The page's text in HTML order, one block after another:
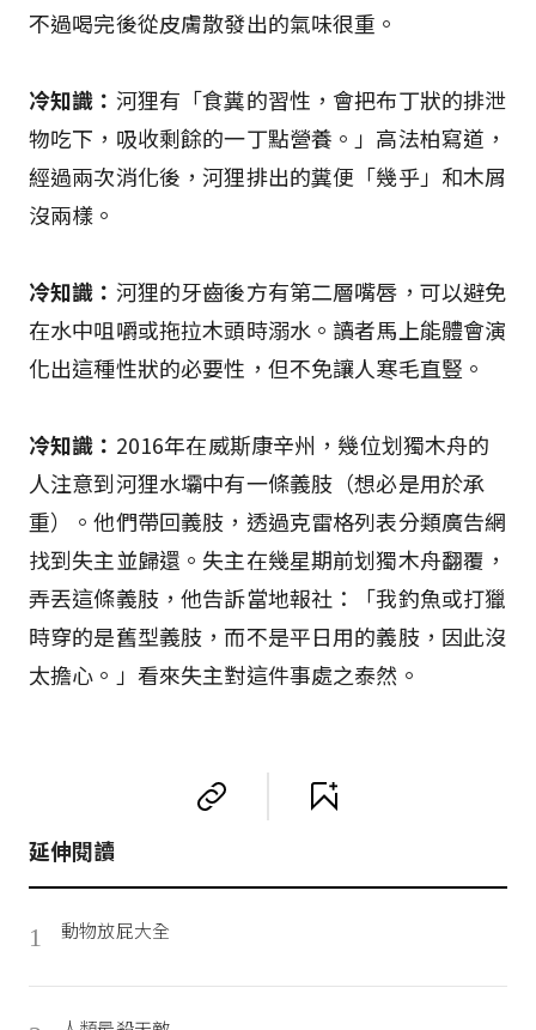
不過喝完後從皮膚散發出的氣味很重。
冷知識： 河狸有「食糞的習性，會把布丁狀的排泄
物吃下，吸收剩餘的一丁點營養。」高法柏寫道，
經過兩次消化後，河狸排出的糞便「幾乎」和木屑
沒兩樣。
冷知識： 河狸的牙齒後方有第二層嘴唇，可以避免
在水中咀嚼或拖拉木頭時溺水。讀者馬上能體會演
化出這種性狀的必要性，但不免讓人寒毛直豎。
冷知識： 2016年在威斯康辛州，幾位划獨木舟的
人注意到河狸水壩中有一條義肢（想必是用於承
重）。他們帶回義肢，透過克雷格列表分類廣告網
找到失主並歸還。失主在幾星期前划獨木舟翻覆，
弄丟這條義肢，他告訴當地報社：「我釣魚或打獵
時穿的是舊型義肢，而不是平日用的義肢，因此沒
太擔心。」看來失主對這件事處之泰然。
延伸閱讀
1 動物放屁大全